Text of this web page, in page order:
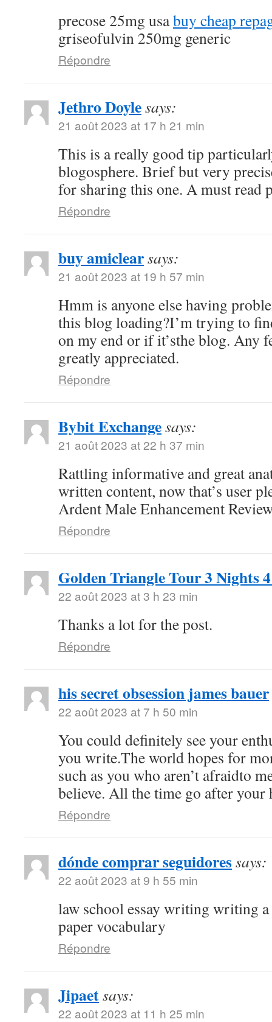
precose 25mg usabuy cheap
griseofulvin 250mg generic
Répondre
Jethro Doylesays:
21 août 2023 at 17 h 21 min
This is a really good tip
blogosphere. Brief but very
for sharing this one. A must read
Répondre
buy amiclearsays:
21 août 2023 at 19 h 57 min
Hmm is anyone else having
this blog loading?I’m trying to
on my end or if it’sthe blog. Any
greatly appreciated.
Répondre
Bybit Exchangesays:
21 août 2023 at 22 h 37 min
Rattling informative and great
written content, now that’s user
Ardent Male Enhancement
Répondre
Golden Triangle Tour 3 Nights 4
22 août 2023 at 3 h 23 min
Thanks a lot for the post.
Répondre
his secret obsession james bauer
22 août 2023 at 7 h 50 min
You could definitely see your
you write.The world hopes for
such as you who aren’t afraidto
believe. All the time go after your
Répondre
dónde comprar seguidoressays:
22 août 2023 at 9 h 55 min
law school essay writing writing a
paper vocabulary
Répondre
Jipaetsays:
22 août 2023 at 11 h 25 min